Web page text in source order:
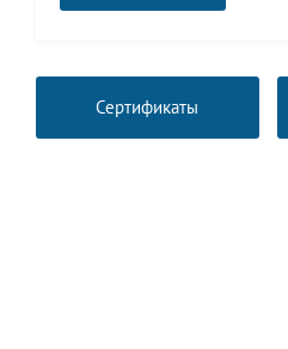
Сертификаты